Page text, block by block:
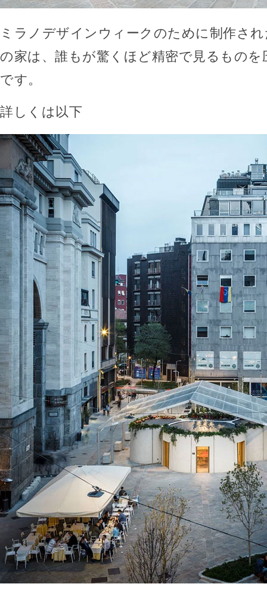
ミラノデザインウィークのために制作さ
の家は、誰もが驚くほど精密で見るものを
です。
詳しくは以下